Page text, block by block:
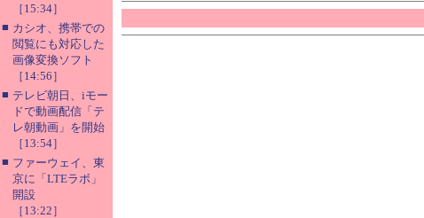
［15:34］
■ カシオ、携帯での
閲覧にも対応した
画像変換ソフト
［14:56］
■ テレビ朝日、iモー
ドで動画配信「テ
レ朝動画」を開始
［13:54］
■ ファーウェイ、東
京に「LTEラボ」
開設
［13:22］